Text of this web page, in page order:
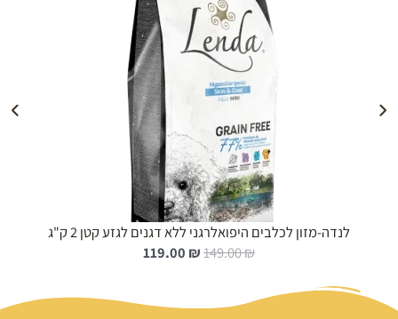
הוספה לעגלה
לנדה-מזון לכלבים היפואלרגני ללא דגנים לגזע קטן 2 ק"ג
149.00₪
ה
י
119.00 ₪
ה
י